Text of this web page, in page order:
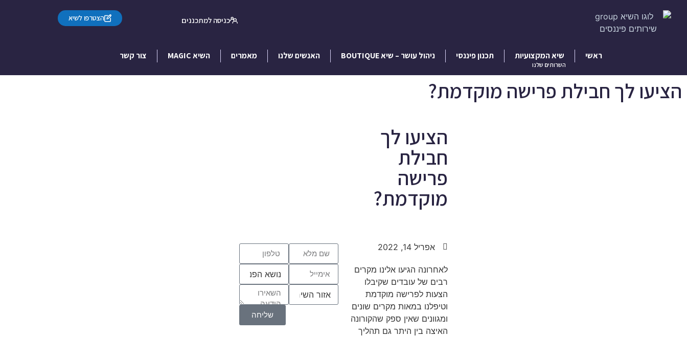
כניסה למתכננים הצטרפו לשיא
ראשי שיא המקצועיות תכנון פיננסי ניהול עושר – שיא BOUTIQUE האנשים שלנו מאמרים השיא MAGIC צור קשר
השרותים שלנו
הציעו לך חבילת פרישה מוקדמת?
הציעו לך
חבילת
פרישה
מוקדמת?
אפריל 14, 2022
לאחרונה הגיעו אלינו מקרים
רבים של עובדים שקיבלו
הצעות לפרישה מוקדמת
וטיפלנו במאות מקרים שונים
ומגוונים שאין ספק שהקורונה
האיצה בין היתר גם תהליך
שליחה